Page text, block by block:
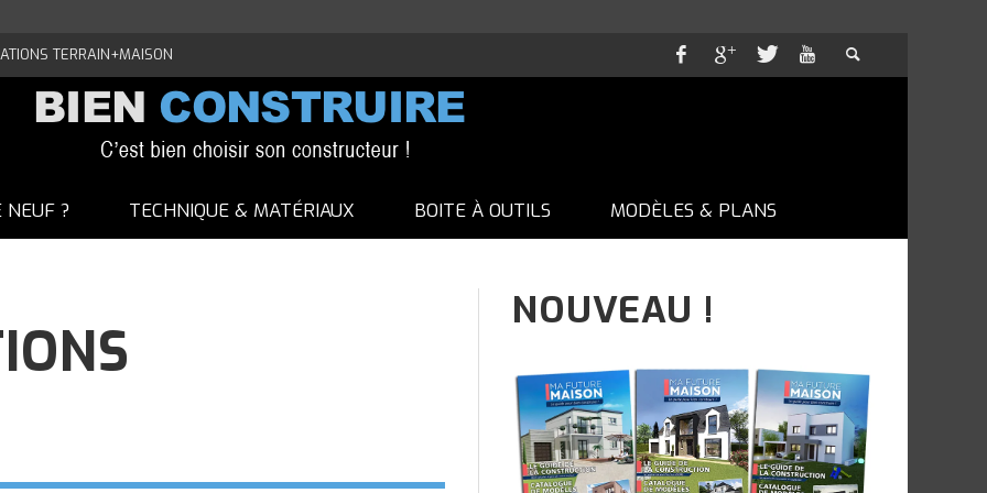
TERRAIN+MAISON
NEUF ? TECHNIQUE & MATÉRIAUX BOITE À OUTILS MODÈLES & PLANS
NOUVEAU !